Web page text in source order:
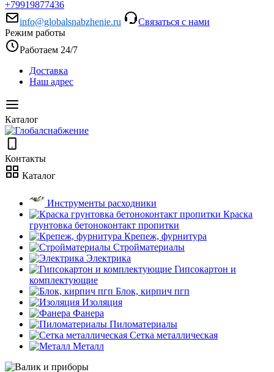
+79919877436
info@globalsnabzhenie.ru
Связаться с нами
Режим работы
Работаем 24/7
Доставка
Наш адрес
Каталог
Контакты
Каталог
Инструменты расходники
Краска
грунтовка бетоноконтакт пропитки
Крепеж, фурнитура
Стройматериалы
Электрика
Гипсокартон и
комплектующие
Блок, кирпич пгп
Изоляция
Фанера
Пиломатериалы
Сетка металлическая
Металл